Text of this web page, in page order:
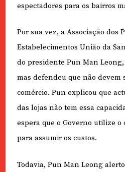
espectadores para os bairros
Por sua vez, a Associação dos
Estabelecimentos União da
do presidente Pun Man
mas defendeu que não devem
comércio. Pun explicou que
das lojas não tem essa
espera que o Governo utilize o
para assumir os custos.
Todavia, Pun Man Leong